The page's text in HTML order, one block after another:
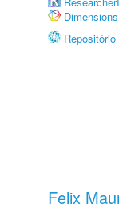
Dimensions
Felix